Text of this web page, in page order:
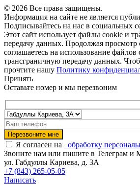
© 2026 Все права защищены.
Информация на сайте не является
Подписывайтесь на нас в социальных
Этот сайт использует файлы cookie и
передачу данных. Продолжая просмотр
соглашаетесь на использование файлов
трансграничную передачу данных.
прочтите нашу Политику
Принять
Оставьте номер и мы перезвоним
Я согласен на
обработку
Звоните нам или пишите в Телеграм и
ул. Габдуллы Кариева, д. 3А
+7 (843) 265-05-05
Написать